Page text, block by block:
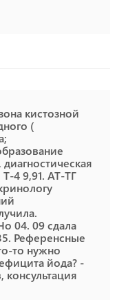
кистозной
(
Т-4 9,91. АТ-ТГ
04. 09 сдала
Референсные
то нужно
йода? -
консультация